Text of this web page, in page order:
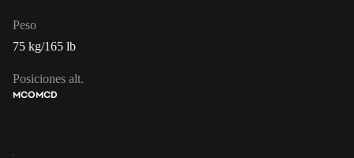
Peso
75 kg/165 lb
Posiciones alt.
MCOMCD